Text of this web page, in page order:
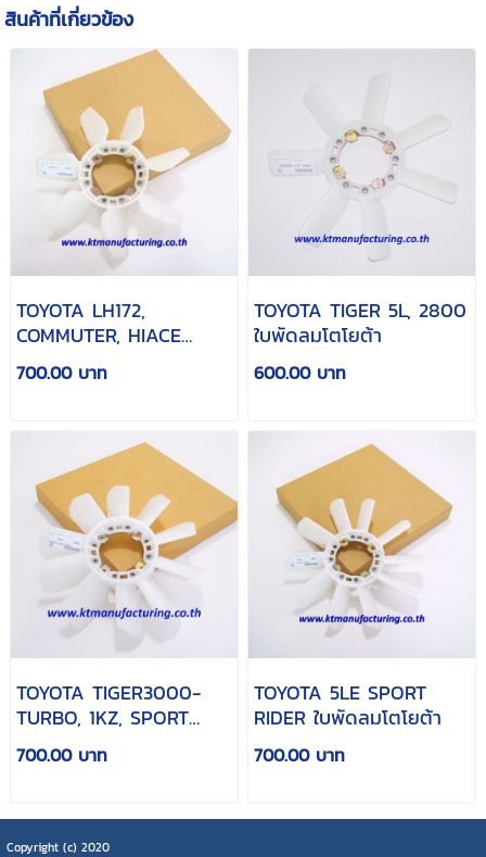
สินค้าที่เกี่ยวข้อง
TOYOTA LH172,
COMMUTER, HIACE
ใบพัดลมโตโยต้า
700.00 บาท
TOYOTA TIGER 5L, 2800
ใบพัดลมโตโยต้า
600.00 บาท
TOYOTA TIGER3000-
TURBO, 1KZ, SPORT
RIDER3.0, FORTUNER3.0
ใบพัดลมโตโยต้า
700.00 บาท
TOYOTA 5LE SPORT
RIDER ใบพัดลมโตโยต้า
700.00 บาท
Copyright (c) 2020